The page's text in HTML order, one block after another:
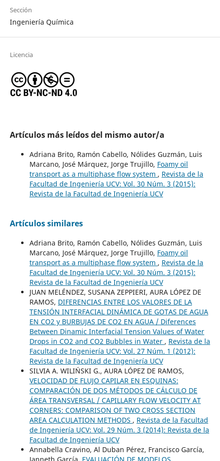
Sección
Ingeniería Química
Licencia
Artículos más leídos del mismo autor/a
Adriana Brito, Ramón Cabello, Nólides Guzmán, Luis
Marcano, José Márquez, Jorge Trujillo, Foamy oil
transport as a multiphase flow system , Revista de la
Facultad de Ingeniería UCV: Vol. 30 Núm. 3 (2015):
Revista de la Facultad de Ingeniería UCV
Artículos similares
Adriana Brito, Ramón Cabello, Nólides Guzmán, Luis
Marcano, José Márquez, Jorge Trujillo, Foamy oil
transport as a multiphase flow system , Revista de la
Facultad de Ingeniería UCV: Vol. 30 Núm. 3 (2015):
Revista de la Facultad de Ingeniería UCV
JUAN MELÉNDEZ, SUSANA ZEPPIERI, AURA LÓPEZ DE
RAMOS, DIFERENCIAS ENTRE LOS VALORES DE LA
TENSIÓN INTERFACIAL DINÁMICA DE GOTAS DE AGUA
EN CO2 y BURBUJAS DE CO2 EN AGUA / Diferences
Between Dinamic Interfacial Tension Values of Water
Drops in CO2 and CO2 Bubbles in Water , Revista de la
Facultad de Ingeniería UCV: Vol. 27 Núm. 1 (2012):
Revista de la Facultad de Ingeniería UCV
SILVIA A. WILIŃSKI G., AURA LÓPEZ DE RAMOS,
VELOCIDAD DE FLUJO CAPILAR EN ESQUINAS:
COMPARACIÓN DE DOS MÉTODOS DE CÁLCULO DE
ÁREA TRANSVERSAL / CAPILLARY FLOW VELOCITY AT
CORNERS: COMPARISON OF TWO CROSS SECTION
AREA CALCULATION METHODS , Revista de la Facultad
de Ingeniería UCV: Vol. 29 Núm. 3 (2014): Revista de la
Facultad de Ingeniería UCV
Annabella Cravino, Al Duban Pérez, Francisco García,